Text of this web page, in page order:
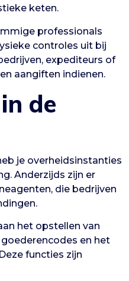
keten.
professionals
controles uit bij
expediteurs of
aangiften indienen.
de
je overheidsinstanties
Anderzijds zijn er
die bedrijven
het opstellen van
en het
functies zijn